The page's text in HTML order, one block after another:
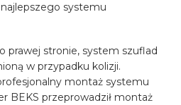
systemu
prawej stronie, system szuflad
w przypadku kolizji.
montaż systemu
BEKS przeprowadził montaż